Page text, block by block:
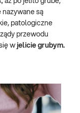
są
patologiczne
przewodu
w jelicie grubym.